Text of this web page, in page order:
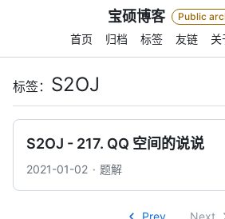
宝硕博客 Public
首页 归档 标签 友链 关
标签： S2OJ
S2OJ - 217. QQ 空间的说说
2021-01-02 题解
Prev Next